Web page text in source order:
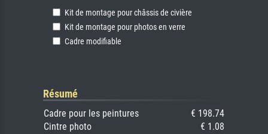
Kit de montage pour châssis de civière
Kit de montage pour photos en verre
Cadre modifiable
Résumé
Cadre pour les peintures
€ 198.74
Cintre photo
€ 1.08